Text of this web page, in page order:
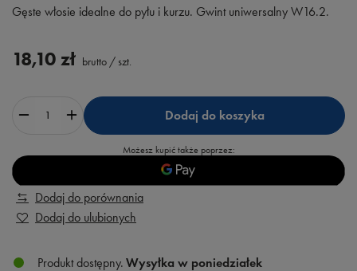
Gęste włosie idealne do pyłu i kurzu. Gwint uniwersalny W16.2.
18,10 zł brutto / szt.
Dodaj do koszyka
Możesz kupić także poprzez:
Dodaj do porównania
Dodaj do ulubionych
Produkt dostępny Wysyłka w poniedziałek